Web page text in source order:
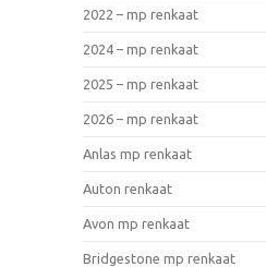
2022 – mp renkaat
2024 – mp renkaat
2025 – mp renkaat
2026 – mp renkaat
Anlas mp renkaat
Auton renkaat
Avon mp renkaat
Bridgestone mp renkaat